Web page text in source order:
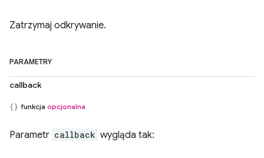
Zatrzymaj odkrywanie.
PARAMETRY
callback
funkcja opcjonalna
Parametr callback wygląda tak: